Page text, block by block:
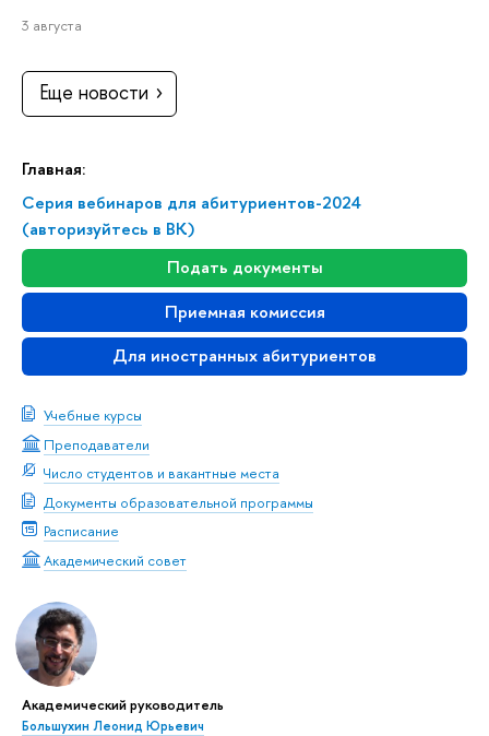
Главная:
Серия вебинаров для абитуриентов-2024
(авторизуйтесь в ВК)
Подать документы
Приемная комиссия
Для иностранных абитуриентов
Учебные курсы
Преподаватели
Число студентов и вакантные места
Документы образовательной программы
Расписание
Академический совет
Академический руководитель
Большухин Леонид Юрьевич
3 августа
Еще новости